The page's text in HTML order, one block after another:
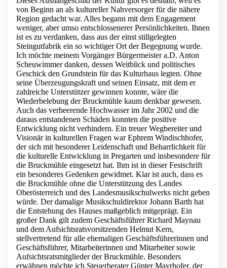
von Beginn an als kultureller Nahversorger für die nähere
Region gedacht war. Alles begann mit dem Engagement
weniger, aber umso entschlossenerer Persönlichkeiten. Ihnen
ist es zu verdanken, dass aus der einst stillgelegten
Steingutfabrik ein so wichtiger Ort der Begegnung wurde.
Ich möchte meinem Vorgänger Bürgermeister a.D. Anton
Scheuwimmer danken, dessen Weitblick und politisches
Geschick den Grundstein für das Kulturhaus legten. Ohne
seine Überzeugungskraft und seinen Einsatz, mit dem er
zahlreiche Unterstützer gewinnen konnte, wäre die
Wiederbelebung der Bruckmühle kaum denkbar gewesen.
Auch das verheerende Hochwasser im Jahr 2002 und die
daraus entstandenen Schäden konnten die positive
Entwicklung nicht verhindern. Ein treuer Wegbereiter und
Visionär in kulturellen Fragen war Ephrem Windischhofer,
der sich mit besonderer Leidenschaft und Beharrlichkeit für
die kulturelle Entwicklung in Pregarten und insbesondere für
die Bruckmühle eingesetzt hat. Ihm ist in dieser Festschrift
ein besonderes Gedenken gewidmet. Klar ist auch, dass es
die Bruckmühle ohne die Unterstützung des Landes
Oberösterreich und des Landesmusikschulwerks nicht geben
würde. Der damalige Musikschuldirektor Johann Barth hat
die Entstehung des Hauses maßgeblich mitgeprägt. Ein
großer Dank gilt zudem Geschäftsführer Richard Maynau
und dem Aufsichtsratsvorsitzenden Helmut Kern,
stellvertretend für alle ehemaligen Geschäftsführerinnen und
Geschäftsführer, Mitarbeiterinnen und Mitarbeiter sowie
Aufsichtsratsmitglieder der Bruckmühle. Besonders
erwähnen möchte ich Steuerberater Günter Mayrhofer, der